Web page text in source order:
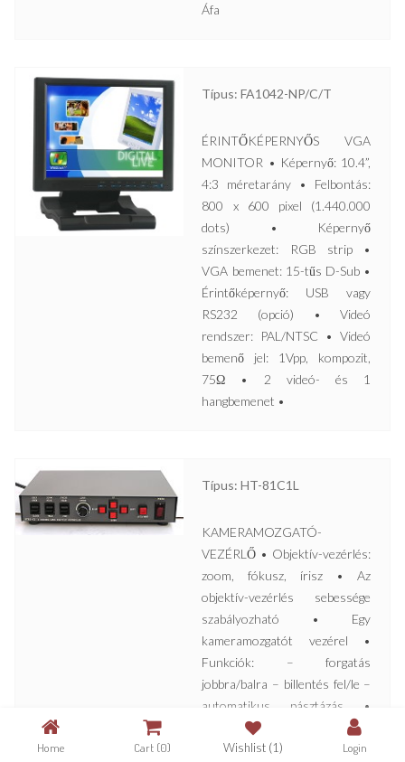
Áfa
Típus: FA1042-NP/C/T
ÉRINTŐKÉPERNYŐS VGA
MONITOR • Képernyő: 10.4”,
4:3 méretarány • Felbontás:
800 x 600 pixel (1.440.000
dots) • Képernyő
színszerkezet: RGB strip •
VGA bemenet: 15-tűs D-Sub •
Érintőképernyő: USB vagy
RS232 (opció) • Videó
rendszer: PAL/NTSC • Videó
bemenő jel: 1Vpp, kompozit,
75Ω • 2 videó- és 1
hangbemenet •
Típus: HT-81C1L
KAMERAMOZGATÓ-
VEZÉRLŐ • Objektív-vezérlés:
zoom, fókusz, írisz • Az
objektív-vezérlés sebessége
szabályozható • Egy
kameramozgatót vezérel •
Funkciók: – forgatás
jobbra/balra – billentés fel/le –
automatikus pásztázás •
Tápfeszültség: 230V AC •
Kimenő feszültség: 24V AC •
Home Cart (0) Wishlist (1) Login